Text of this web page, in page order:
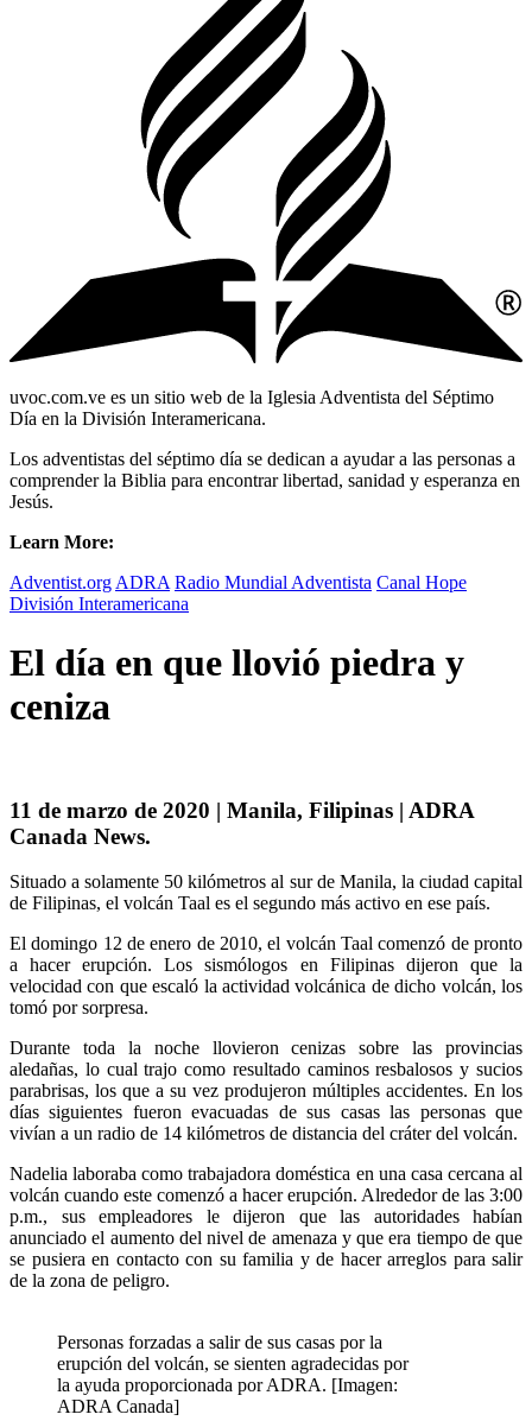
uvoc.com.ve es un sitio web de la Iglesia Adventista del Séptimo
Día en la División Interamericana.
Los adventistas del séptimo día se dedican a ayudar a las personas a
comprender la Biblia para encontrar libertad, sanidad y esperanza en
Jesús.
Learn More:
Adventist.org ADRA Radio Mundial Adventista Canal Hope
División Interamericana
El día en que llovió piedra y
ceniza
11 de marzo de 2020 | Manila, Filipinas | ADRA
Canada News.
Situado a solamente 50 kilómetros al sur de Manila, la ciudad capital
de Filipinas, el volcán Taal es el segundo más activo en ese país.
El domingo 12 de enero de 2010, el volcán Taal comenzó de pronto
a hacer erupción. Los sismólogos en Filipinas dijeron que la
velocidad con que escaló la actividad volcánica de dicho volcán, los
tomó por sorpresa.
Durante toda la noche llovieron cenizas sobre las provincias
aledañas, lo cual trajo como resultado caminos resbalosos y sucios
parabrisas, los que a su vez produjeron múltiples accidentes. En los
días siguientes fueron evacuadas de sus casas las personas que
vivían a un radio de 14 kilómetros de distancia del cráter del volcán.
Nadelia laboraba como trabajadora doméstica en una casa cercana al
volcán cuando este comenzó a hacer erupción. Alrededor de las 3:00
p.m., sus empleadores le dijeron que las autoridades habían
anunciado el aumento del nivel de amenaza y que era tiempo de que
se pusiera en contacto con su familia y de hacer arreglos para salir
de la zona de peligro.
Personas forzadas a salir de sus casas por la
erupción del volcán, se sienten agradecidas por
la ayuda proporcionada por ADRA. [Imagen:
ADRA Canada]